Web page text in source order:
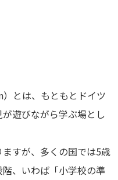
とは、もともとドイツ
遊びながら学ぶ場とし
すが、多くの国では5歳
、いわば「小学校の準